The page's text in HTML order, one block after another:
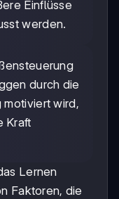
Einflüsse
werden.
durch die
motiviert wird,
Kraft
Lernen
Faktoren, die